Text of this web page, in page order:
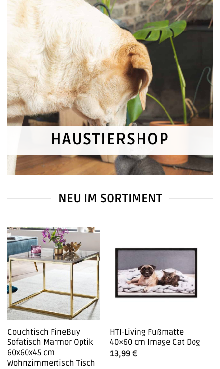
HAUSTIERSHOP
NEU IM SORTIMENT
Couchtisch FineBuy
Sofatisch Marmor Optik
60x60x45 cm
Wohnzimmertisch Tisch
HTI-Living Fußmatte
40×60 cm Image Cat Dog
13,99 €